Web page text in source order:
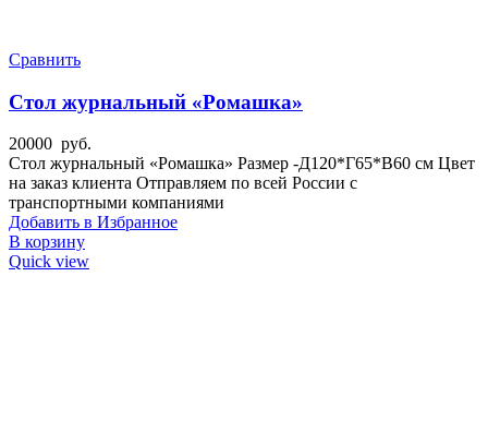
Сравнить
Стол журнальный «Ромашка»
20000 руб.
Стол журнальный «Ромашка» Размер -Д120*Г65*В60 см Цвет
на заказ клиента Отправляем по всей России с
транспортными компаниями
Добавить в Избранное
В корзину
Quick view